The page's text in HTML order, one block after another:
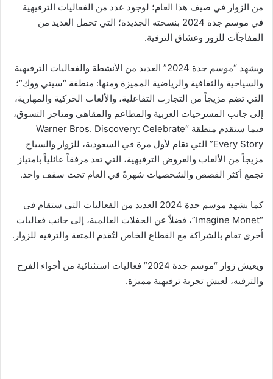
من الزوار في صيف هذا العام؛ لوجود عدد من الفعاليات الترفيهية
في موسم جدة 2024 بنسخته الجديدة؛ التي تحمل العديد من
المفاجآت للزور وعشاق الترفية.
ويشهد “موسم جدة 2024” العديد من الأنشطة والفعاليات الترفيهية
والسياحية والثقافية والرياضية المميزة ومنها: منطقة “سيتي ووك”؛
التي تضم مزيجاً من التجارب التفاعلية، والألعاب الحركية والمهارية،
إلى جانب المسرحيات العربية والمطاعم والمقاهي ومتاجر التسوق،
فيما ستقدم منطقة “Warner Bros. Discovery: Celebrate
Every Story” التي تقام لأول مرة في السعودية، للزوار والسياح
مزيجاً من الألعاب والعروض الترفيهية، التي تعد مرفقاً عائلياً بامتياز
تجمع أكثر القصص والشخصيات شهرةً في العام تحت سقف واحد.
كما يشهد موسم جدة 2024 العديد من الفعاليات التي ستقام في
“Imagine Monet”، فضلاً عن الحفلات العالمية، إلى جانب فعاليات
أخرى تقام بالشراكة مع القطاع الخاص لتُقدم المتعة والترفيه للزوار.
ويعيش زوار “موسم جدة 2024” فعاليات استثنائية من أجواء الفرح
والترفيه، لعيش تجربة ترفيهية مميزة.